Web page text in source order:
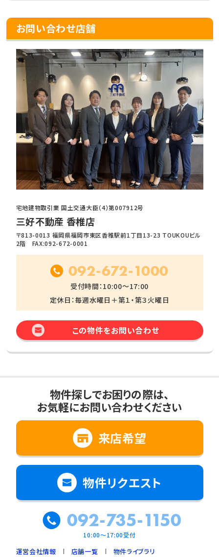
お問い合わせ店舗
宅地建物取引業 国土交通大臣（4）第007912号
三好不動産 香椎店
〒813-0013 福岡県福岡市東区香椎駅前1丁目13-23 TOUKOUビル
2階 FAX:092-672-0001
092-672-1000
受付時間：10:00～17:00
定休日：毎週水曜日＋第１・第３火曜日
この物件をお問い合わせ
物件探しでお困りの際は、
お気軽にお問い合わせください
来店希望
物件リクエスト
092-735-1150
10:00～17:00受付
運営会社情報 店舗一覧
物件ライブラリ